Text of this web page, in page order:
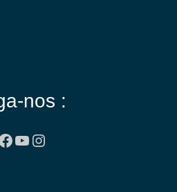
nos :
Youtube
Instagram